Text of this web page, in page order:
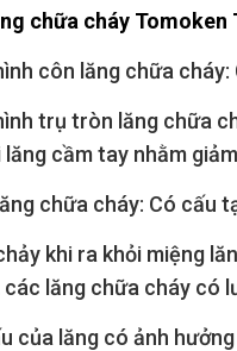
chữa cháy Tomoken
côn lăng chữa
trụ tròn lăng chữa
lăng cầm tay nhằm
chữa cháy: Có cấu
khi ra khỏi miệng
lăng chữa cháy có
của lăng có ảnh